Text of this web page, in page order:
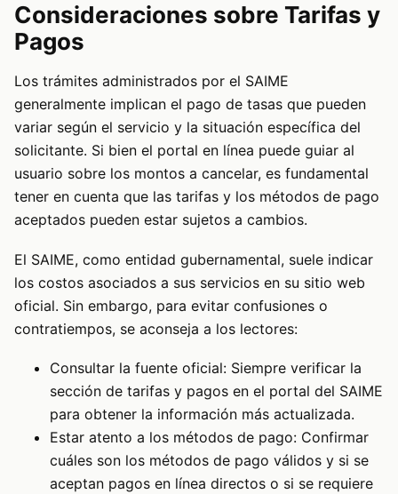
Consideraciones sobre Tarifas y
Pagos
Los trámites administrados por el SAIME
generalmente implican el pago de tasas que pueden
variar según el servicio y la situación específica del
solicitante. Si bien el portal en línea puede guiar al
usuario sobre los montos a cancelar, es fundamental
tener en cuenta que las tarifas y los métodos de pago
aceptados pueden estar sujetos a cambios.
El SAIME, como entidad gubernamental, suele indicar
los costos asociados a sus servicios en su sitio web
oficial. Sin embargo, para evitar confusiones o
contratiempos, se aconseja a los lectores:
Consultar la fuente oficial: Siempre verificar la
sección de tarifas y pagos en el portal del SAIME
para obtener la información más actualizada.
Estar atento a los métodos de pago: Confirmar
cuáles son los métodos de pago válidos y si se
aceptan pagos en línea directos o si se requiere